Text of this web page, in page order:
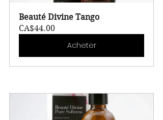
Beauté Divine Tango
CA$44.00
Acheter